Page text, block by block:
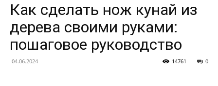
Как сделать нож кунай из
дерева своими руками:
пошаговое руководство
04.06.2024 0
14761